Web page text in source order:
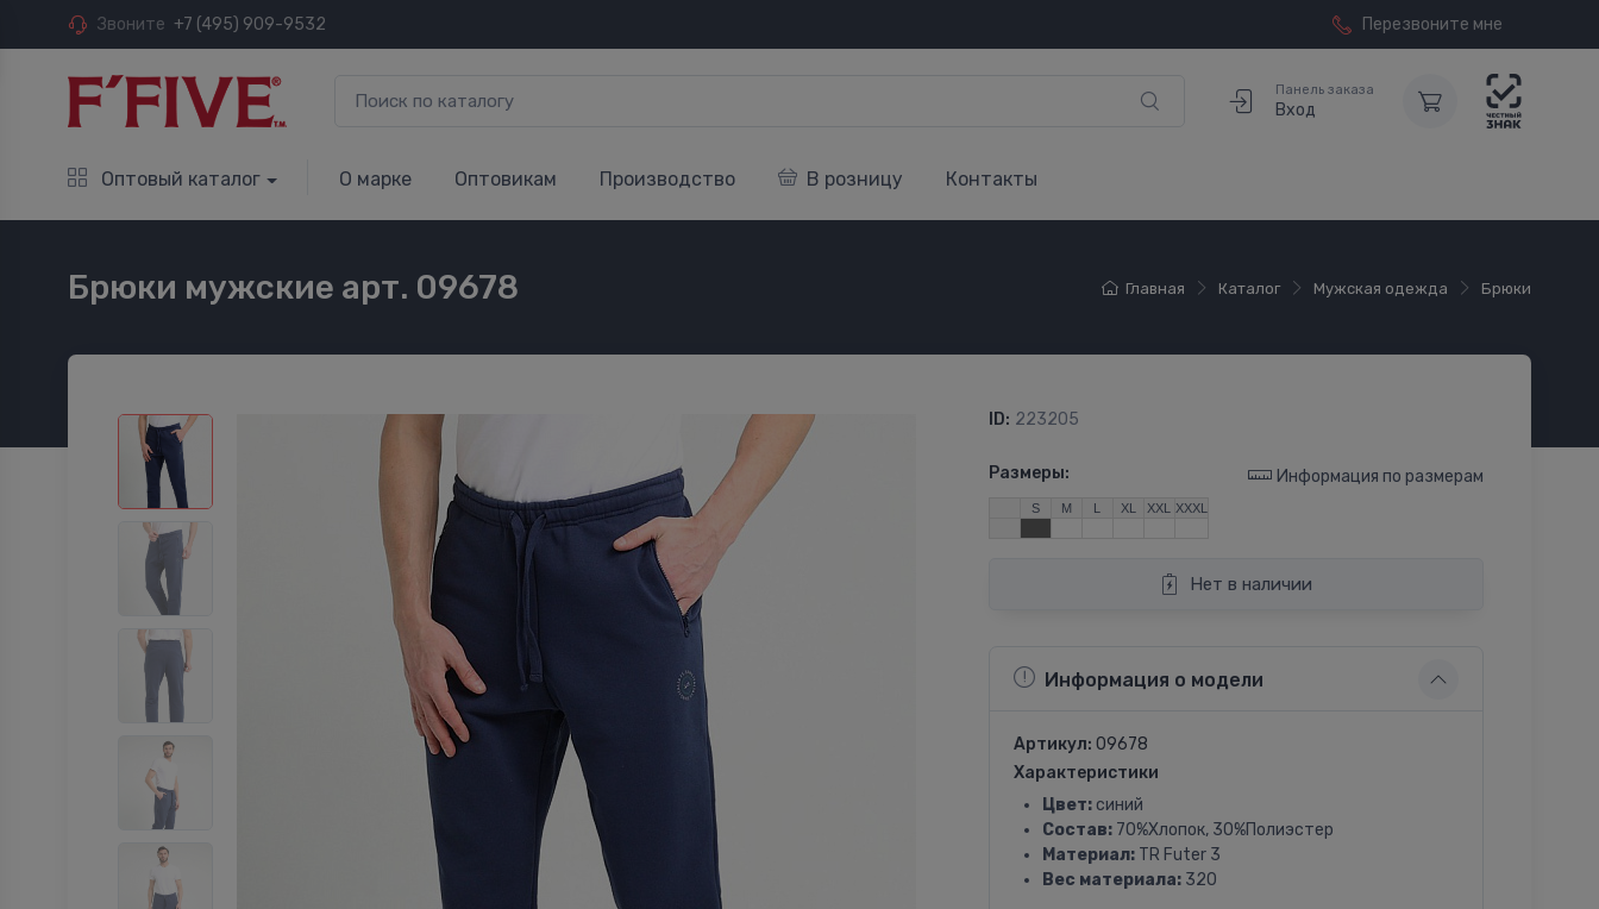
Звоните +7 (495) 909-9532 Перезвоните мне
Панель заказа
Вход
Оптовый каталог О марке Оптовикам Производство В розницу Контакты
Главная Каталог Мужская одежда Брюки
Брюки мужские арт. 09678
ID: 223205
Размеры: Информация по размерам
S M L XL XXL XXXL
Нет в наличии
Информация о модели
Артикул: 09678
Характеристики
Цвет:синий
Состав:70%Хлопок, 30%Полиэстер
Материал:TR Futer 3
Вес материала:320